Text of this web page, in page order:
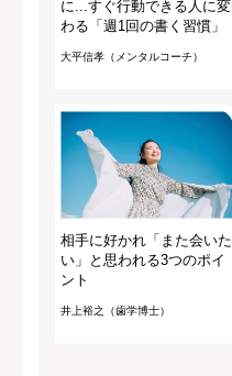
に...すぐ行動できる人に変
わる「週1回の書く習慣」
大平信孝（メンタルコーチ）
相手に好かれ「また会いた
い」と思われる3つのポイ
ント
井上裕之（歯学博士）